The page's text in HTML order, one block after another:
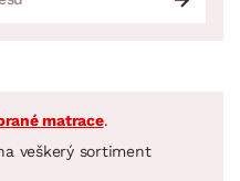
matrace.
veškerý sortiment